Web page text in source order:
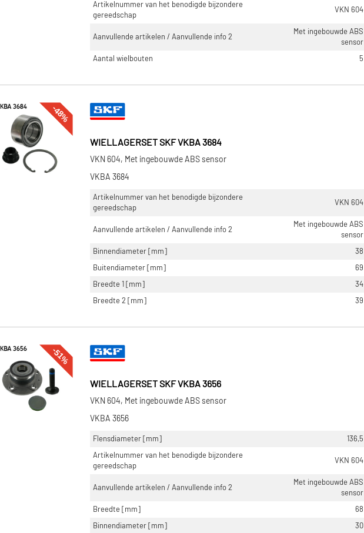
Artikelnummer van het benodigde bijzondere
gereedschap
VKN 604
Aanvullende artikelen / Aanvullende info 2
Met ingebouwde ABS
sensor
Aantal wielbouten
5
-48%
WIELLAGERSET SKF VKBA 3684
VKN 604, Met ingebouwde ABS sensor
VKBA 3684
Artikelnummer van het benodigde bijzondere
gereedschap
VKN 604
Aanvullende artikelen / Aanvullende info 2
Met ingebouwde ABS
sensor
Binnendiameter [mm]
38
Buitendiameter [mm]
69
Breedte 1 [mm]
34
Breedte 2 [mm]
39
-51%
WIELLAGERSET SKF VKBA 3656
VKN 604, Met ingebouwde ABS sensor
VKBA 3656
Flensdiameter [mm]
136,5
Artikelnummer van het benodigde bijzondere
gereedschap
VKN 604
Aanvullende artikelen / Aanvullende info 2
Met ingebouwde ABS
sensor
Breedte [mm]
68
Binnendiameter [mm]
30